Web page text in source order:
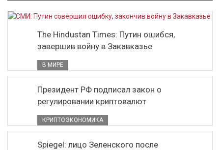
The Hindustan Times: Путин ошибся,
завершив войну в Закавказье
В МИРЕ
Президент РФ подписал закон о
регулировании криптовалют
КРИПТОЭКОНОМИКА
Spiegel: лицо Зеленского после